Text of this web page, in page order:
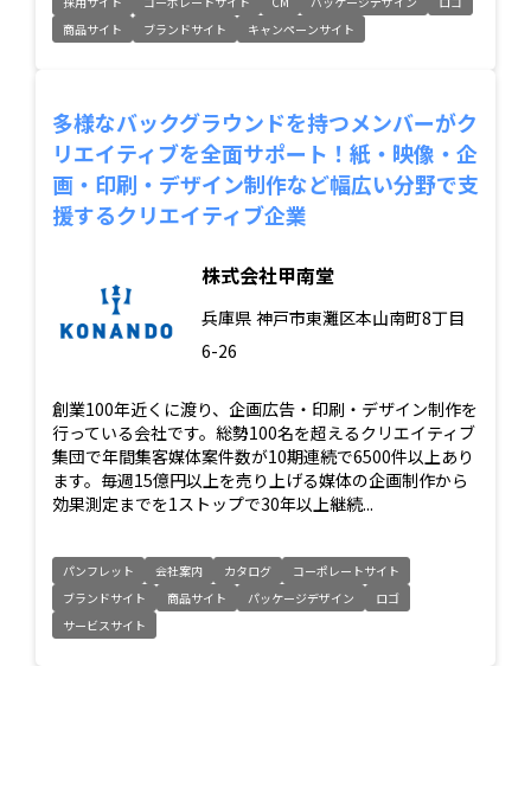
商品サイト
ブランドサイト キャンペーンサイト
多様なバックグラウンドを持つメンバーがク
リエイティブを全面サポート！紙・映像・企
画・印刷・デザイン制作など幅広い分野で支
援するクリエイティブ企業
株式会社甲南堂
兵庫県 神戸市東灘区本山南町8丁目
6-26
創業100年近くに渡り、企画広告・印刷・デザイン制作を
行っている会社です。総勢100名を超えるクリエイティブ
集団で年間集客媒体案件数が10期連続で6500件以上あり
ます。毎週15億円以上を売り上げる媒体の企画制作から
効果測定までを1ストップで30年以上継続...
パンフレット 会社案内 カタログ
コーポレートサイト
ブランドサイト
商品サイト パッケージデザイン
ロゴ
サービスサイト